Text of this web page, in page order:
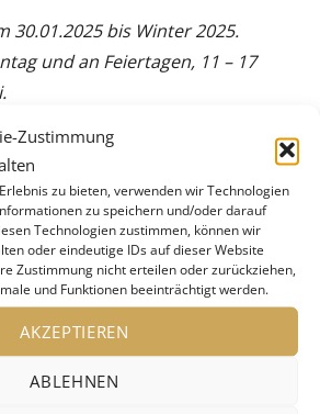
Zustimmung
zu bieten, verwenden wir Technologien
zu speichern und/oder darauf
Technologien zustimmen, können wir
oder eindeutige IDs auf dieser Website
Zustimmung nicht erteilen oder zurückziehen,
und Funktionen beeinträchtigt werden.
AKZEPTIEREN
ABLEHNEN
30.01.2025 bis Winter 2025.
und an Feiertagen, 11 – 17
Günter Grass (1927-2015)
für sein literarisches Werk
und Dramatiker. Weit
ist sein bedeutendes
aus Druckgrafiken,
und Skulpturen. Ein
Aspekt seines Schaffens, der